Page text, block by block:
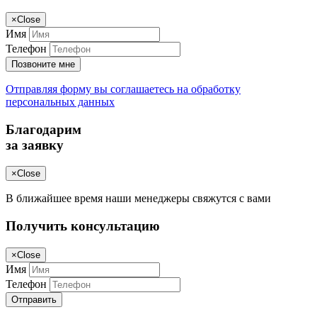
×Close
Имя
Телефон
Позвоните мне
Отправляя форму вы соглашаетесь на обработку
персональных данных
Благодарим
за заявку
×Close
В ближайшее время наши менеджеры свяжутся с вами
Получить консультацию
×Close
Имя
Телефон
Отправить